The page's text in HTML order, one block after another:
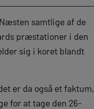
samtlige af de
præstationer i den
sig i koret blandt
er da også et faktum,
for at tage den 26-